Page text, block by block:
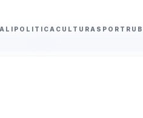
POLITICA CULTURA SPORT